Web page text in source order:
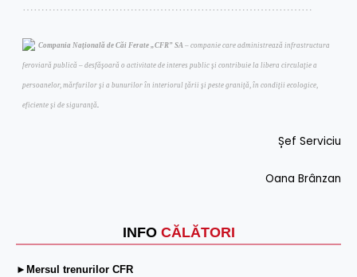
INFO CĂLĂTORI
►Mersul trenurilor CFR
……………………………………………………………………
Compania Naţională de Căi Ferate „CFR” SA – companie care administrează infrastructura
feroviară publică – desfăşoară o activitate de interes public şi contribuie la libera circulaţie a
persoanelor, mărfurilor şi a bunurilor în interiorul ţării şi peste graniţă, în condiţii ecologice,
eficiente şi de siguranţă.
Șef Serviciu
Oana Brânzan